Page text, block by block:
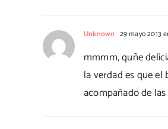
Unknown 29 mayo 2013
mmmm, quñe
la verdad es que
acompañado de